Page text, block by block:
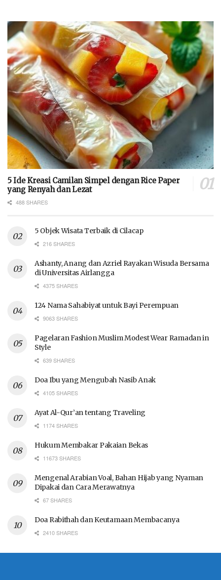
5 Ide Kreasi Camilan Simpel dengan Rice Paper
yang Renyah dan Lezat
488 SHARES
5 Objek Wisata Terbaik di Cilacap
216 SHARES
Ashanty, Anang dan Azriel Rayakan Wisuda Bersama
di Universitas Airlangga
4375 SHARES
124 Nama Sahabiyat untuk Bayi Perempuan
9063 SHARES
Pagelaran Fashion Muslim Modest Wear Ramadan in
Style
639 SHARES
Doa Ibu yang Mengubah Nasib Anak
4105 SHARES
Ayat Al-Qur’an tentang Traveling
1174 SHARES
Hukum Membakar Pakaian Bekas
11673 SHARES
Mengenal Arabian Voal, Bahan Hijab yang Nyaman
Dipakai dan Cara Merawatnya
67 SHARES
Doa Rabithah dan Keutamaan Membacanya
2410 SHARES